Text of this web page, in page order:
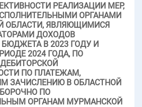
РЕАЛИЗАЦИИ МЕР,
ОРГАНАМИ
ОБЛАСТИ, ЯВЛЯЮЩИМИСЯ
ДОХОДОВ
В 2023 ГОДУ И
2024 ГОДА, ПО
ПО ПЛАТЕЖАМ,
ЗАЧИСЛЕНИЮ В ОБЛАСТНОЙ
ПО
ОРГАНАМ МУРМАНСКОЙ